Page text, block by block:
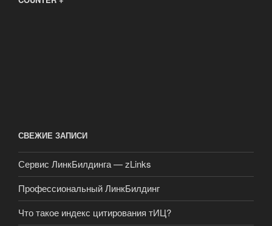
СВЕЖИЕ ЗАПИСИ
Сервис ЛинкБилдинга — zLinks
Профессиональный ЛинкБилдинг
Что такое индекс цитирования тИЦ?